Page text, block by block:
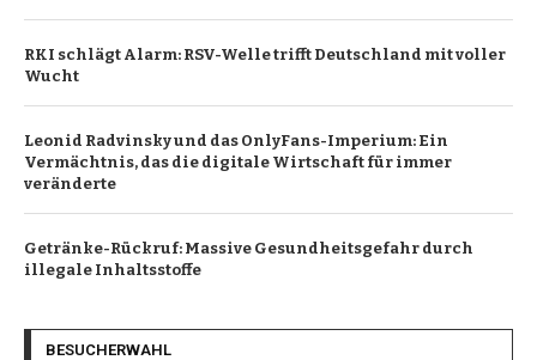
RKI schlägt Alarm: RSV-Welle trifft Deutschland mit voller
Wucht
Leonid Radvinsky und das OnlyFans-Imperium: Ein
Vermächtnis, das die digitale Wirtschaft für immer
veränderte
Getränke-Rückruf: Massive Gesundheitsgefahr durch
illegale Inhaltsstoffe
BESUCHERWAHL